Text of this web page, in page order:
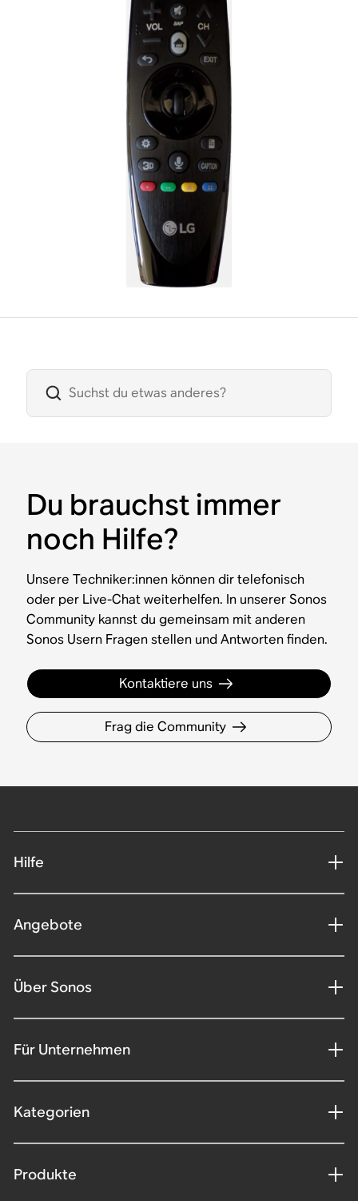
Du brauchst immer
noch Hilfe?
Unsere Techniker:innen können dir telefonisch
oder per Live-Chat weiterhelfen. In unserer Sonos
Community kannst du gemeinsam mit anderen
Sonos Usern Fragen stellen und Antworten finden.
Kontaktiere uns
Frag die Community
Hilfe
Angebote
Über Sonos
Für Unternehmen
Kategorien
Produkte